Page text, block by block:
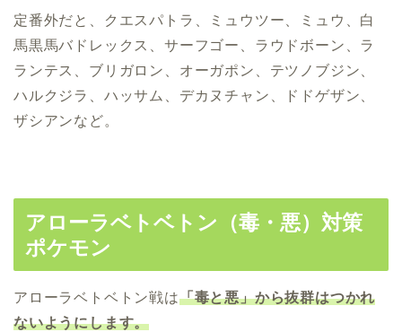
定番外だと、クエスパトラ、ミュウツー、ミュウ、白
馬黒馬バドレックス、サーフゴー、ラウドボーン、ラ
ランテス、ブリガロン、オーガポン、テツノブジン、
ハルクジラ、ハッサム、デカヌチャン、ドドゲザン、
ザシアンなど。
アローラベトベトン（毒・悪）対策
ポケモン
アローラベトベトン戦は「毒と悪」から抜群はつかれ
ないようにします。